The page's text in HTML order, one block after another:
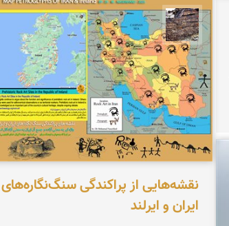
محمد ناصری فرد
نقشه‌هایی از پراکندگی سنگ‌نگاره‌های
ایران و ایرلند